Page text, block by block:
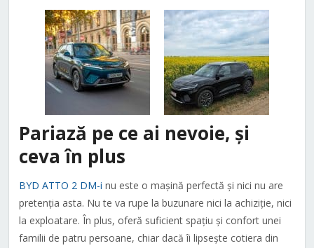
Pariază pe ce ai nevoie, și
ceva în plus
BYD ATTO 2 DM-i nu este o mașină perfectă și nici nu are
pretenția asta. Nu te va rupe la buzunare nici la achiziție, nici
la exploatare. În plus, oferă suficient spațiu și confort unei
familii de patru persoane, chiar dacă îi lipsește cotiera din